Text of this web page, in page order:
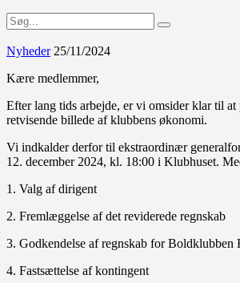
Nyheder 25/11/2024
Kære medlemmer,
Efter lang tids arbejde, er vi omsider klar til at
retvisende billede af klubbens økonomi.
Vi indkalder derfor til ekstraordinær
12. december 2024, kl. 18:00 i Klubhuset.
1. Valg af dirigent
2. Fremlæggelse af det reviderede regnskab
3. Godkendelse af regnskab for Boldklubben
4. Fastsættelse af kontingent